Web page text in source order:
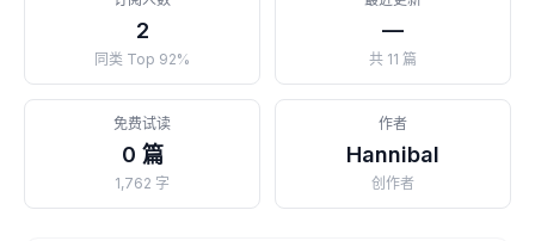
2
同类 Top 92%
—
共 11 篇
免费试读
0 篇
1,762 字
作者
Hannibal
创作者